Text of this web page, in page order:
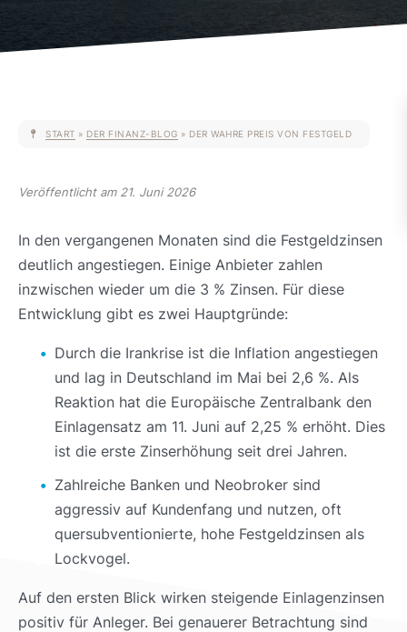
START » DER FINANZ-BLOG » DER WAHRE PREIS VON FESTGELD
Veröffentlicht am 21. Juni 2026
In den vergangenen Monaten sind die Festgeldzinsen
deutlich angestiegen. Einige Anbieter zahlen
inzwischen wieder um die 3 % Zinsen. Für diese
Entwicklung gibt es zwei Hauptgründe:
Durch die Irankrise ist die Inflation angestiegen
und lag in Deutschland im Mai bei 2,6 %. Als
Reaktion hat die Europäische Zentralbank den
Einlagensatz am 11. Juni auf 2,25 % erhöht. Dies
ist die erste Zinserhöhung seit drei Jahren.
Zahlreiche Banken und Neobroker sind
aggressiv auf Kundenfang und nutzen, oft
quersubventionierte, hohe Festgeldzinsen als
Lockvogel.
Auf den ersten Blick wirken steigende Einlagenzinsen
positiv für Anleger. Bei genauerer Betrachtung sind